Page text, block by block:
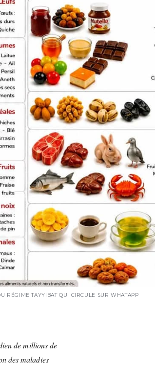
RÉGIME TAYYIBAT QUI CIRCULE SUR WHATAPP
de millions de
des maladies